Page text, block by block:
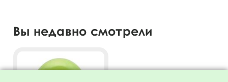
Вы недавно смотрели